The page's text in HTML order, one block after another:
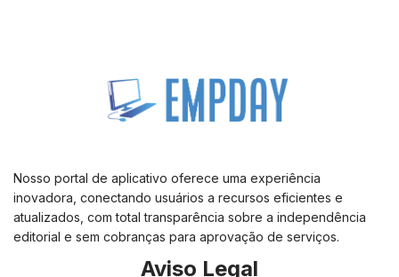
Nosso portal de aplicativo oferece uma experiência
inovadora, conectando usuários a recursos eficientes e
atualizados, com total transparência sobre a independência
editorial e sem cobranças para aprovação de serviços.
Aviso Legal